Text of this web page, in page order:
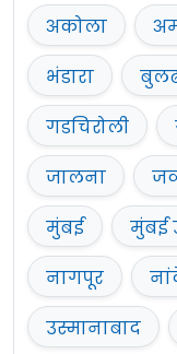
अकोला
भंडारा
गडचिरोली
जालना
मुंबई
मुंबई
नागपूर
उस्मानाबाद